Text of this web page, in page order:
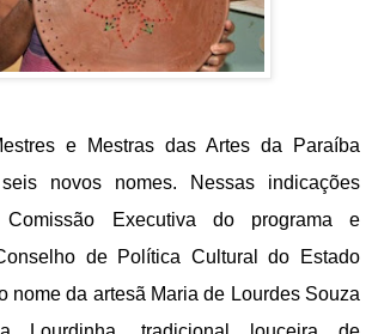
e Mestras das Artes da Paraíba
novos nomes. Nessas indicações
Executiva do programa e
de Política Cultural do Estado
nome da artesã Maria de Lourdes Souza